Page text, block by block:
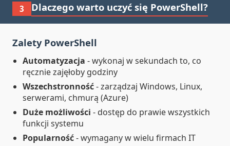
3 Dlaczego warto uczyć się PowerShell?
Zalety PowerShell
Automatyzacja - wykonaj w sekundach to, co
ręcznie zajęłoby godziny
Wszechstronność- zarządzaj Windows, Linux,
serwerami, chmurą (Azure)
Duże możliwości - dostęp do prawie wszystkich
funkcji systemu
Popularność- wymagany w wielu firmach IT